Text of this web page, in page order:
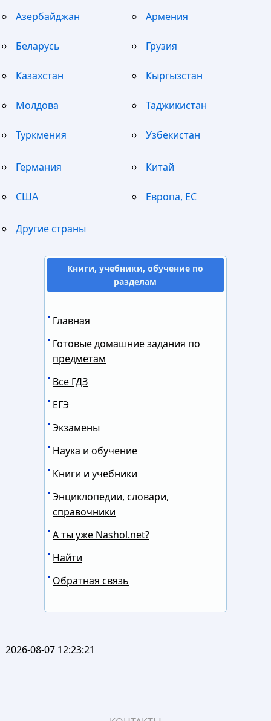
Азербайджан Армения
Беларусь Грузия
Казахстан Кыргызстан
Молдова Таджикистан
Туркмения Узбекистан
Германия Китай
США Европа, ЕС
Другие страны
Книги, учебники, обучение по
разделам
Главная
Готовые домашние задания по
предметам
Все ГДЗ
ЕГЭ
Экзамены
Наука и обучение
Книги и учебники
Энциклопедии, словари,
справочники
А ты уже Nashol.net?
Найти
Обратная связь
2026-08-07 12:23:21